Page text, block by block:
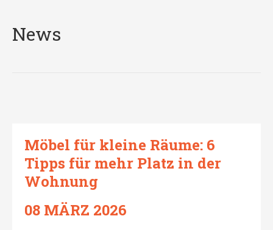
News
Möbel für kleine Räume: 6
Tipps für mehr Platz in der
Wohnung
08 MÄRZ 2026